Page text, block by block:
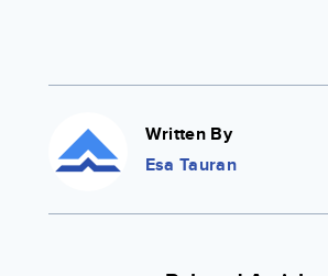
Written By
Esa Tauran